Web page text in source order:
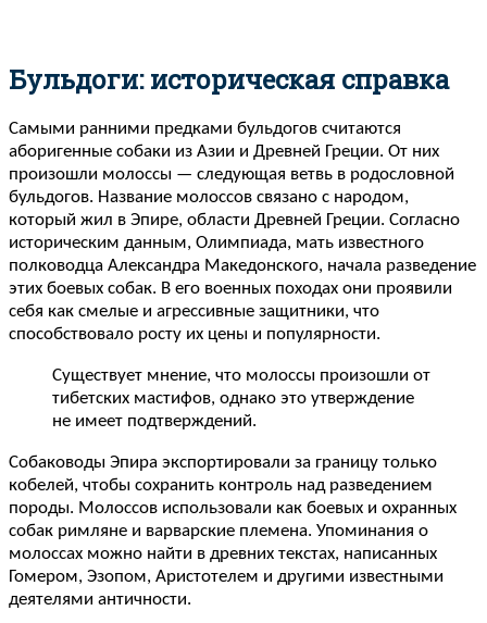
Бульдоги: историческая справка
Самыми ранними предками бульдогов считаются
аборигенные собаки из Азии и Древней Греции. От них
произошли молоссы — следующая ветвь в родословной
бульдогов. Название молоссов связано с народом,
который жил в Эпире, области Древней Греции. Согласно
историческим данным, Олимпиада, мать известного
полководца Александра Македонского, начала разведение
этих боевых собак. В его военных походах они проявили
себя как смелые и агрессивные защитники, что
способствовало росту их цены и популярности.
Существует мнение, что молоссы произошли от
тибетских мастифов, однако это утверждение
не имеет подтверждений.
Собаководы Эпира экспортировали за границу только
кобелей, чтобы сохранить контроль над разведением
породы. Молоссов использовали как боевых и охранных
собак римляне и варварские племена. Упоминания о
молоссах можно найти в древних текстах, написанных
Гомером, Эзопом, Аристотелем и другими известными
деятелями античности.